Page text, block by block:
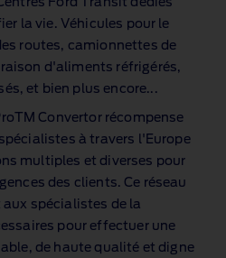
Ford Transit dédiés
la vie. Véhicules pour le
routes, camionnettes de
d'aliments réfrigérés,
et bien plus encore...
Convertor récompense
à travers l'Europe
multiples et diverses pour
des clients. Ce réseau
spécialistes de la
pour effectuer une
de haute qualité et digne